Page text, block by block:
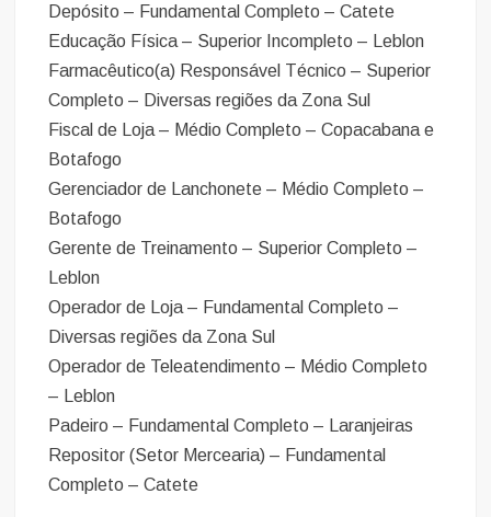
Depósito – Fundamental Completo – Catete
Educação Física – Superior Incompleto – Leblon
Farmacêutico(a) Responsável Técnico – Superior
Completo – Diversas regiões da Zona Sul
Fiscal de Loja – Médio Completo – Copacabana e
Botafogo
Gerenciador de Lanchonete – Médio Completo –
Botafogo
Gerente de Treinamento – Superior Completo –
Leblon
Operador de Loja – Fundamental Completo –
Diversas regiões da Zona Sul
Operador de Teleatendimento – Médio Completo
– Leblon
Padeiro – Fundamental Completo – Laranjeiras
Repositor (Setor Mercearia) – Fundamental
Completo – Catete